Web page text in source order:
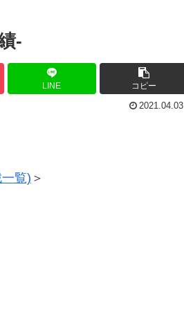
-
LINE コピー
2021.04.03
覧) ＞